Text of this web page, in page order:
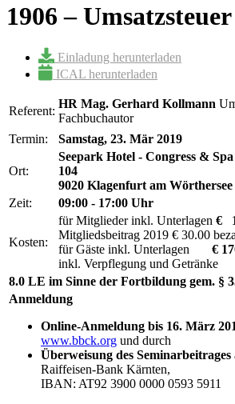
1906 – Umsatzsteuer
Einladung herunterladen
ICAL herunterladen
Referent:
HR Mag. Gerhard Kollmann
Fachbuchautor
Termin:
Samstag, 23. Mär 2019
Ort:
Seepark Hotel - Congress &
104
9020 Klagenfurt am Wörthersee
Zeit:
09:00 - 17:00 Uhr
Kosten:
für Mitglieder inkl. Unterlagen €
Mitgliedsbeitrag 2019 € 30.00
für Gäste inkl. Unterlagen €
inkl. Verpflegung und Getränke
8.0 LE im Sinne der Fortbildung gem. §
Anmeldung
Online-Anmeldung bis 16. März
www.bbck.org und durch
Überweisung des Seminarbeitrages
Raiffeisen-Bank Kärnten,
IBAN: AT92 3900 0000 0593 5911